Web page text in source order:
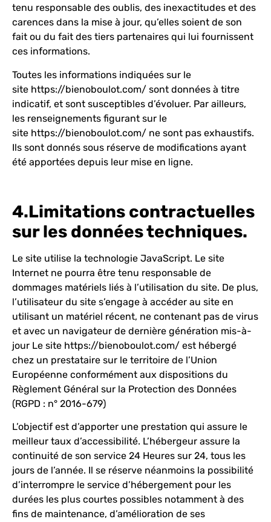
tenu responsable des oublis, des inexactitudes et des
carences dans la mise à jour, qu’elles soient de son
fait ou du fait des tiers partenaires qui lui fournissent
ces informations.
Toutes les informations indiquées sur le
site https://bienoboulot.com/ sont données à titre
indicatif, et sont susceptibles d’évoluer. Par ailleurs,
les renseignements figurant sur le
site https://bienoboulot.com/ ne sont pas exhaustifs.
Ils sont donnés sous réserve de modifications ayant
été apportées depuis leur mise en ligne.
4.Limitations contractuelles
sur les données techniques.
Le site utilise la technologie JavaScript. Le site
Internet ne pourra être tenu responsable de
dommages matériels liés à l’utilisation du site. De plus,
l’utilisateur du site s’engage à accéder au site en
utilisant un matériel récent, ne contenant pas de virus
et avec un navigateur de dernière génération mis-à-
jour Le site https://bienoboulot.com/ est hébergé
chez un prestataire sur le territoire de l’Union
Européenne conformément aux dispositions du
Règlement Général sur la Protection des Données
(RGPD : n° 2016-679)
L’objectif est d’apporter une prestation qui assure le
meilleur taux d’accessibilité. L’hébergeur assure la
continuité de son service 24 Heures sur 24, tous les
jours de l’année. Il se réserve néanmoins la possibilité
d’interrompre le service d’hébergement pour les
durées les plus courtes possibles notamment à des
fins de maintenance, d’amélioration de ses